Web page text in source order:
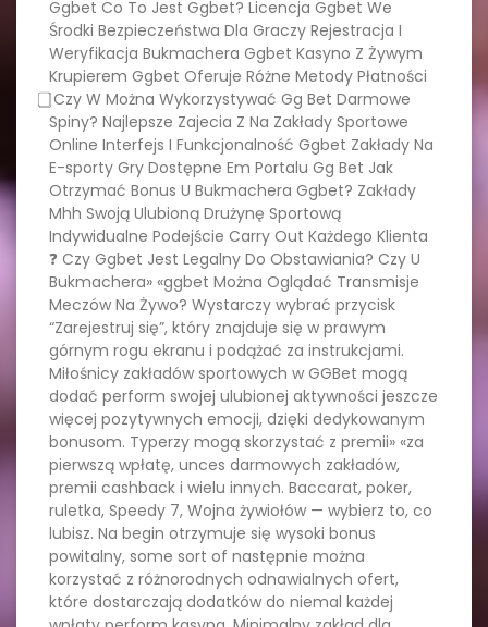
Ggbet Co To Jest Ggbet? Licencja Ggbet We
Środki Bezpieczeństwa Dla Graczy Rejestracja I
Weryfikacja Bukmachera Ggbet Kasyno Z Żywym
Krupierem Ggbet Oferuje Różne Metody Płatności
⃣ Czy W Można Wykorzystywać Gg Bet Darmowe
Spiny? Najlepsze Zajecia Z Na Zakłady Sportowe
Online Interfejs I Funkcjonalność Ggbet Zakłady Na
E-sporty Gry Dostępne Em Portalu Gg Bet Jak
Otrzymać Bonus U Bukmachera Ggbet? Zakłady
Mhh Swoją Ulubioną Drużynę Sportową
Indywidualne Podejście Carry Out Każdego Klienta
❓ Czy Ggbet Jest Legalny Do Obstawiania? Czy U
Bukmachera» «ggbet Można Oglądać Transmisje
Meczów Na Żywo? Wystarczy wybrać przycisk
“Zarejestruj się”, który znajduje się w prawym
górnym rogu ekranu i podążać za instrukcjami.
Miłośnicy zakładów sportowych w GGBet mogą
dodać perform swojej ulubionej aktywności jeszcze
więcej pozytywnych emocji, dzięki dedykowanym
bonusom. Typerzy mogą skorzystać z premii» «za
pierwszą wpłatę, unces darmowych zakładów,
premii cashback i wielu innych. Baccarat, poker,
ruletka, Speedy 7, Wojna żywiołów — wybierz to, co
lubisz. Na begin otrzymuje się wysoki bonus
powitalny, some sort of następnie można
korzystać z różnorodnych odnawialnych ofert,
które dostarczają dodatków do niemal każdej